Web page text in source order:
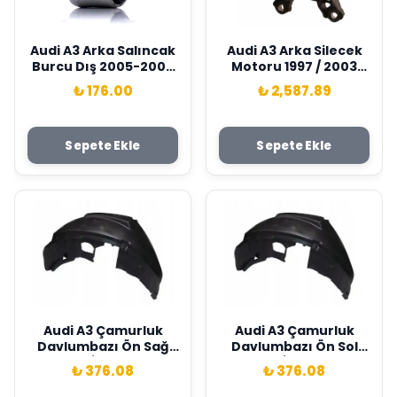
Audi A3 Arka Salıncak
Burcu Dış 2005-2009
Wisco Marka
1K0505323D
₺ 176.00
Sepete Ekle
Audi A3 Arka Silecek
Motoru 1997 / 2003
Model Wisco Marka
8L0955711B
₺ 2,587.89
Sepete Ekle
Audi A3 Çamurluk
Davlumbazı Ön Sağ
Taraf WİSCO Marka
2013 > Model Sonrası
₺ 376.08
Audi A3 Çamurluk
Davlumbazı Ön Sol
Taraf WİSCO Marka
2013 > Model Sonrası
₺ 376.08